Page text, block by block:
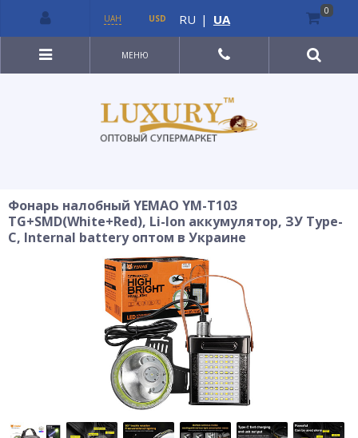
МЕНЮ
Фонарь налобный YEMAO YM-T103
TG+SMD(White+Red), Li-Ion аккумулятор, ЗУ Type-
C, Internal battery оптом в Украине
UAH USD RU | UA
0